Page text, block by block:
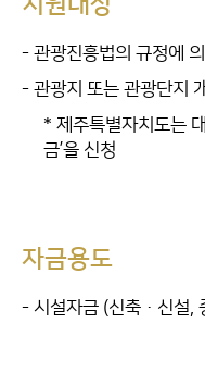
- 관광진흥법의 규정에
- 관광지 또는 관광단지
* 제주특별자치도는
금’을 신청
자금용도
- 시설자금 (신축·신설,